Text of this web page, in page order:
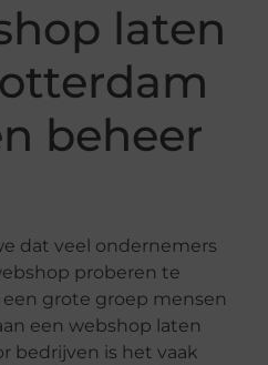
laten
beheer
dat veel ondernemers
proberen te
een grote groep mensen
een webshop laten
bedrijven is het vaak